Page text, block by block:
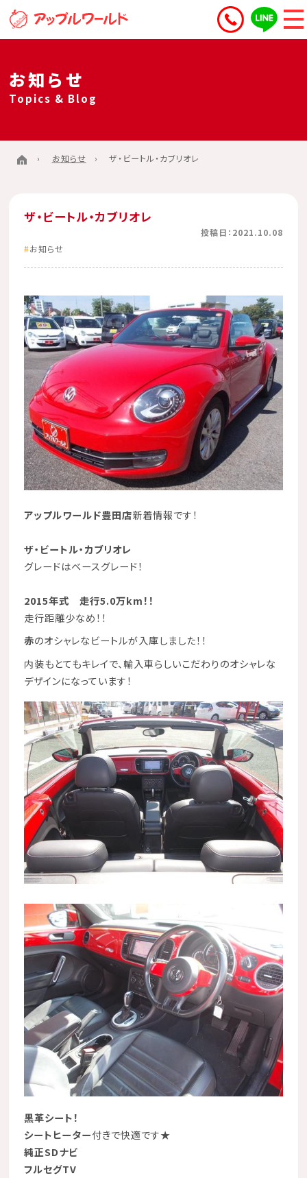
お知らせ
Topics & Blog
お知らせ ザ・ビートル・カブリオレ
ザ・ビートル・カブリオレ
投稿日：2021.10.08
お知らせ
アップルワールド豊田店新着情報です！
ザ・ビートル・カブリオレ
グレードはベースグレード！
2015年式 走行5.0万km！！
走行距離少なめ！！
赤のオシャレなビートルが入庫しました！！
内装もとてもキレイで、輸入車らしいこだわりのオシャレな
デザインになっています！
黒革シート！
シートヒーター付きで快適です★
純正SDナビ
フルセグTV